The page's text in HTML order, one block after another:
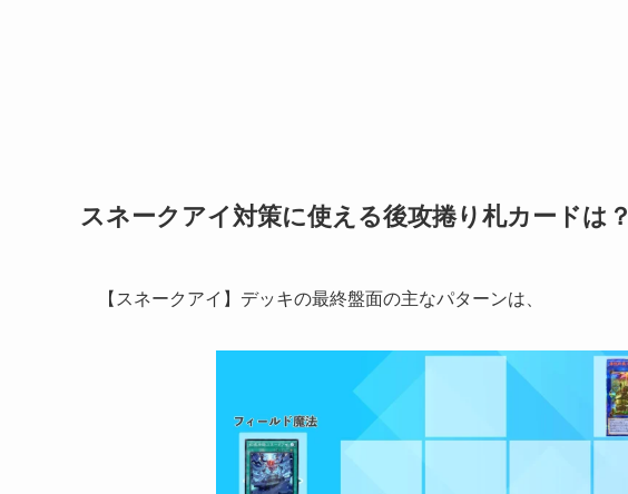
スネークアイ対策に使える後攻捲り札カードは？
【スネークアイ】デッキの最終盤面の主なパターンは、